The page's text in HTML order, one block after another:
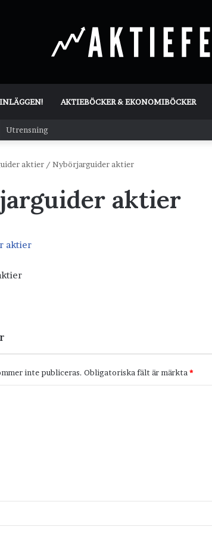
AKTIEBÖCKER & EKONOMIBÖCKER
Utrensning
aktier / Nybörjarguider aktier
aktier
inte publiceras. Obligatoriska fält är märkta *